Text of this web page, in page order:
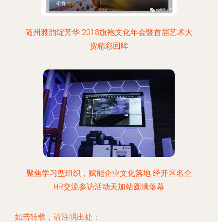
随州雅韵绽芳华 2018旗袍文化年会暨首届艺术大
赏精彩回眸
聚焦学习型组织，赋能企业文化落地 经开区名企
HR交流参访活动天加站圆满落幕
如若转载，请注明出处：